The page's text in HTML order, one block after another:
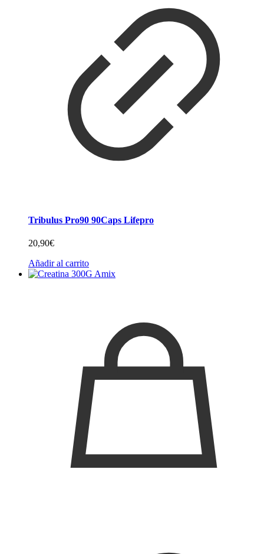
Tribulus Pro90 90Caps Lifepro
20,90€
Añadir al carrito